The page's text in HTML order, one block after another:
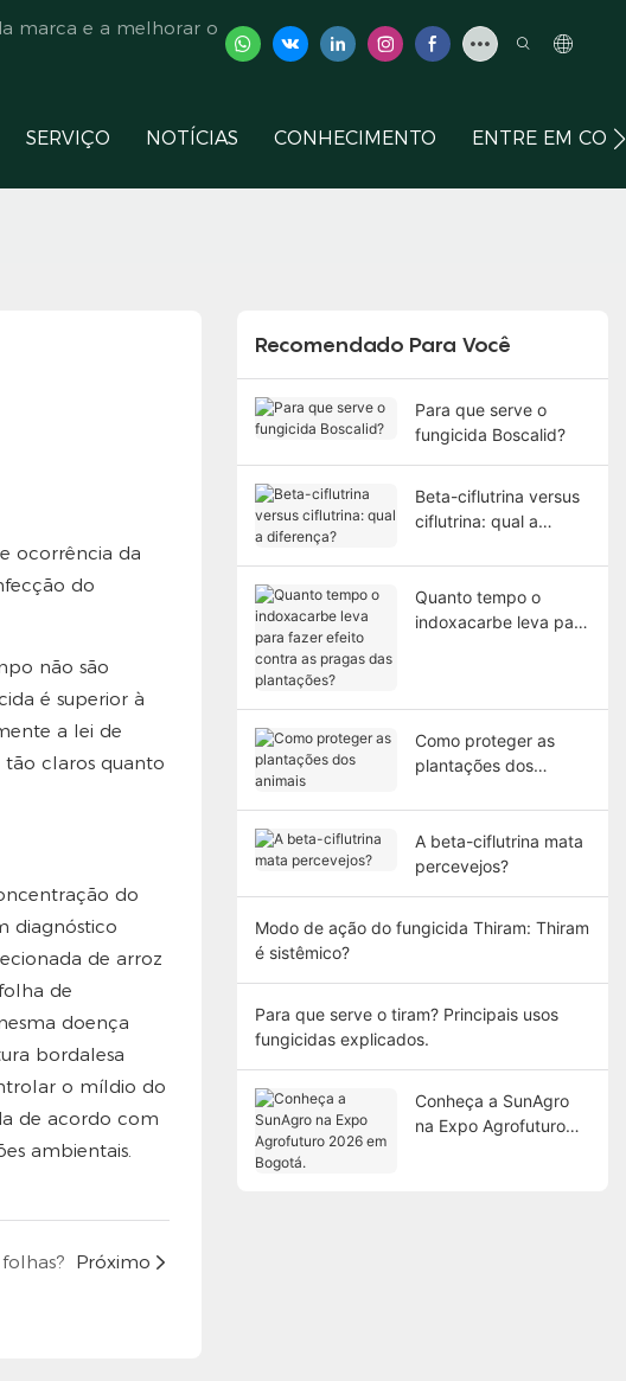
marca e a melhorar o
SERVIÇO NOTÍCIAS CONHECIMENTO ENTRE EM
ocorrência da
do
não são
é superior à
a lei de
tão claros quanto
do
diagnóstico
de arroz
de
doença
bordalesa
o míldio do
de acordo com
ambientais.
Próximo
Recomendado Para Você
Para que serve o
fungicida Boscalid?
Beta-ciflutrina versus
ciflutrina: qual a
Quanto tempo o
indoxacarbe leva para
Como proteger as
plantações dos
A beta-ciflutrina mata
percevejos?
Modo de ação do fungicida Thiram: Thiram
é sistêmico?
Para que serve o tiram? Principais usos
fungicidas explicados.
Conheça a SunAgro
na Expo Agrofuturo